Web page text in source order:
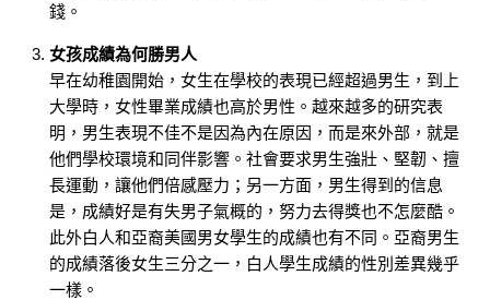
錢。
女孩成績為何勝男人
早在幼稚園開始，女生在學校的表現已經超過男生，到上
大學時，女性畢業成績也高於男性。越來越多的研究表
明，男生表現不佳不是因為內在原因，而是來外部，就是
他們學校環境和同伴影響。社會要求男生強壯、堅韌、擅
長運動，讓他們倍感壓力；另一方面，男生得到的信息
是，成績好是有失男子氣概的，努力去得獎也不怎麼酷。
此外白人和亞裔美國男女學生的成績也有不同。亞裔男生
的成績落後女生三分之一，白人學生成績的性別差異幾乎
一樣。